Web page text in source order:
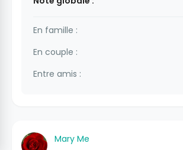
En famille :
En couple :
Entre amis :
Mary Me